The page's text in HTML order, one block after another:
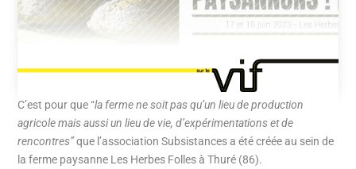
C’est pour que “la ferme ne soit pas qu’un lieu de production
agricole mais aussi un lieu de vie, d’expérimentations et de
rencontres”que l’association Subsistances a été créée au sein de
la ferme paysanne Les Herbes Folles à Thuré (86).